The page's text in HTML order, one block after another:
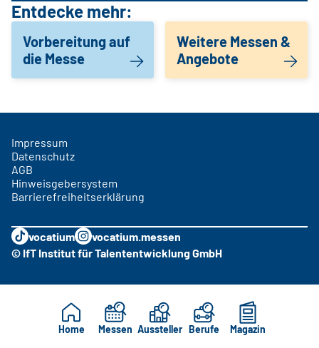
Entdecke mehr:
Vorbereitung auf
die Messe
Weitere Messen &
Angebote
Home Messen Aussteller Berufe Magazin
Impressum
Datenschutz
AGB
Hinweisgebersystem
Barrierefreiheitserklärung
vocatium
vocatium.messen
© IfT Institut für Talententwicklung GmbH